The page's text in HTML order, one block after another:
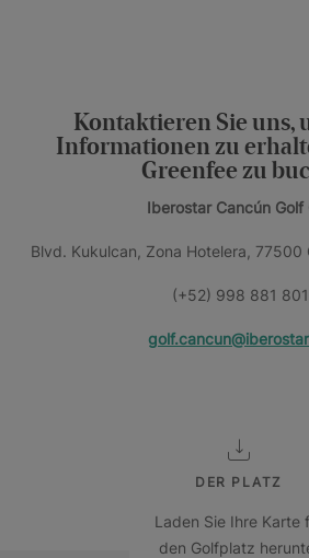
Kontaktieren Sie uns,
Informationen zu
Greenfee zu
Iberostar Cancún Golf
Blvd. Kukulcan, Zona Hotelera, 77500
(+52) 998 881
DER PLATZ
Laden Sie Ihre Karte
den Golfplatz